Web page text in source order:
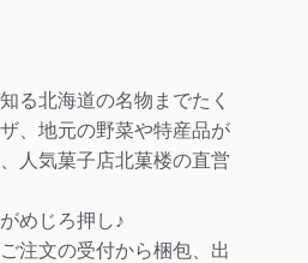
る北海道の名物までたく
、地元の野菜や特産品が
人気菓子店北菓楼の直営
めじろ押し♪
注文の受付から梱包、出